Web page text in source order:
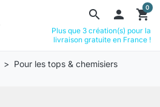
search  shopping_cart
0
Plus que 3 création(s) pour la
livraison gratuite en France !
Pour les tops & chemisiers